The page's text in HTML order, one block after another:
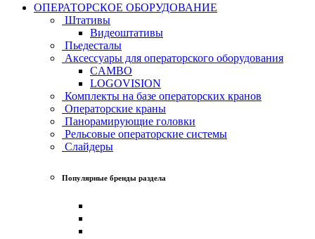
ОПЕРАТОРСКОЕ ОБОРУДОВАНИЕ
Штативы
Видеоштативы
Пьедесталы
Аксессуары для операторского оборудования
CAMBO
LOGOVISION
Комплекты на базе операторских кранов
Операторские краны
Панорамирующие головки
Рельсовые операторские системы
Слайдеры
Популярные бренды раздела